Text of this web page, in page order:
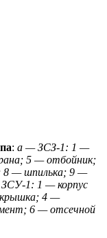
: а — ЗСЗ-1: 1 —
5 — отбойник;
8 — шпилька; 9 —
1: 1 — корпус
4 —
6 — отсечной